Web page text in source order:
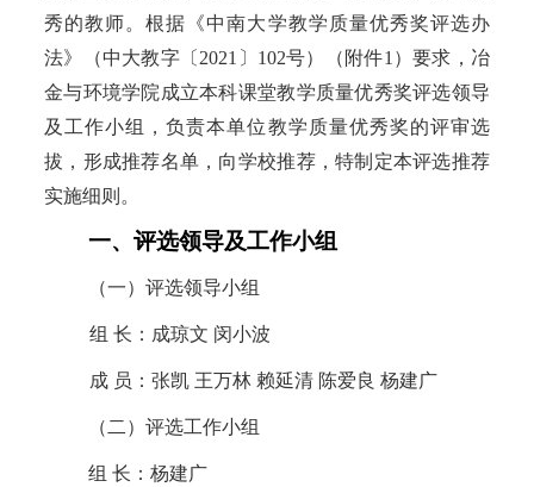
秀的教师。根据《中南大学教学质量优秀奖评选办
法》（中大教字〔 2021〕102号）（附件1）要求，冶
金与环境学院成立本科课堂教学质量优秀奖评选领导
及工作小组，负责本单位教学质量优秀奖的评审选
拔，形成推荐名单，向学校推荐，特制定本评选推荐
实施细则。
一、评选领导及工作小组
（一）评选领导小组
组 长：成琼文 闵小波
成 员：张凯 王万林 赖延清 陈爱良 杨建广
（二）评选工作小组
组 长：杨建广